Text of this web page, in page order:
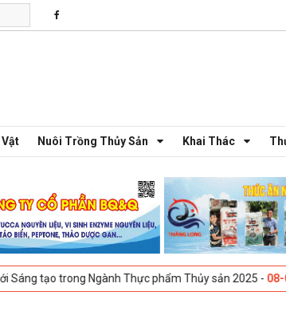
Vật Nuôi Trồng Thủy Sản Khai Thác
Ngành Thực phẩm Thủy sản 2025 -08-04-2025